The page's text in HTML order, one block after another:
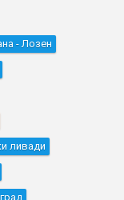
- Лозен
ливади